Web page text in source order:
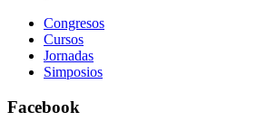
Congresos
Cursos
Jornadas
Simposios
Facebook